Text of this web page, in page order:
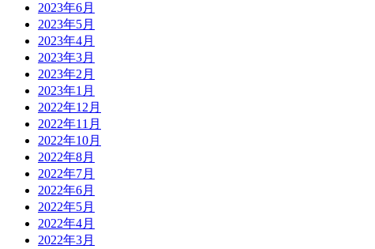
2023年6月
2023年5月
2023年4月
2023年3月
2023年2月
2023年1月
2022年12月
2022年11月
2022年10月
2022年8月
2022年7月
2022年6月
2022年5月
2022年4月
2022年3月